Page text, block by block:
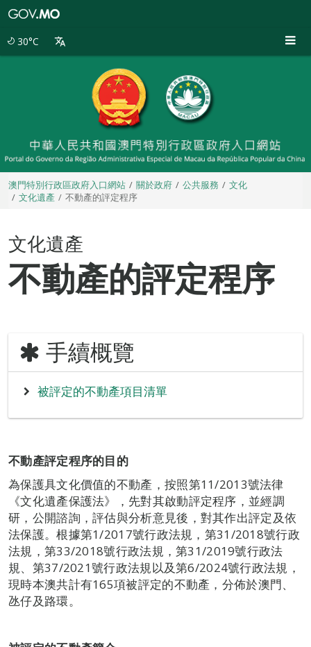
30°C
澳門特別行政區政府入口網站 關於政府 公共服務
文化
文化遺產
不動產的評定程序
文化遺產
不動產的評定程序
手續概覽
被評定的不動產項目清單
不動產評定程序的目的
為保護具文化價值的不動產，按照第11/2013號法律
《文化遺產保護法》，先對其啟動評定程序，並經調
研，公開諮詢，評估與分析意見後，對其作出評定及依
法保護。根據第1/2017號行政法規，第31/2018號行政
法規，第33/2018號行政法規，第31/2019號行政法
規、第37/2021號行政法規以及第6/2024號行政法規，
現時本澳共計有165項被評定的不動產，分佈於澳門、
氹仔及路環。